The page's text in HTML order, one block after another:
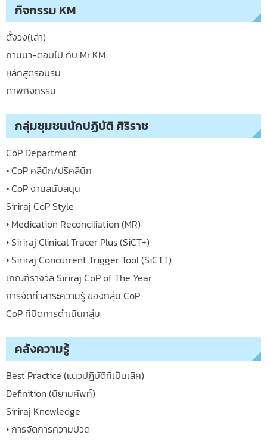
กิจกรรม KM
ตั้งวง(เล่า)
ถามมา-ตอบไป กับ Mr.KM
หลักสูตรอบรม
ภาพกิจกรรม
กลุ่มชุมชนนักปฏิบัติ ศิริราช
CoP Department
• CoP คลินิก/ปริคลินิก
• CoP งานสนับสนุน
Siriraj CoP Style
• Medication Reconciliation (MR)
• Siriraj Clinical Tracer Plus (SiCT+)
• Siriraj Concurrent Trigger Tool (SiCTT)
เกณฑ์รางวัล Siriraj CoP of The Year
การจัดทำสาระความรู้ ของกลุ่ม CoP
CoP ที่ปิดการดำเนินกลุ่ม
คลังความรู้
Best Practice (แนวปฏิบัติที่เป็นเลิศ)
Definition (นิยามศัพท์)
Siriraj Knowledge
• การจัดการความปวด